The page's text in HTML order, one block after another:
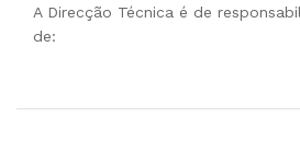
A Direcção Técnica é de
de: